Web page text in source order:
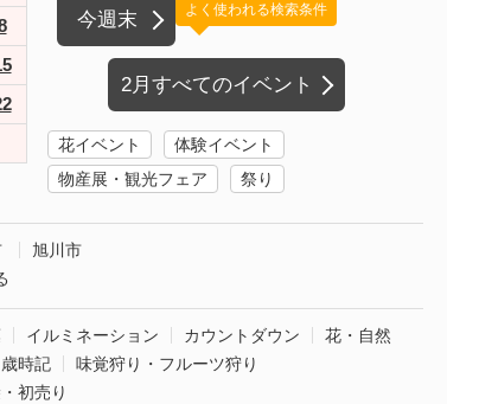
今週末
2月すべてのイベント
よく使われる検索条件
花イベント
体験イベント
物産展・観光フェア
祭り
旭川市
イルミネーション カウントダウン
花・自然
時記
味覚狩り・フルーツ狩り
初売り